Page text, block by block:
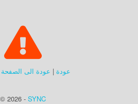
عودة | عودة الى الصفحة
© 2026 - SYNC